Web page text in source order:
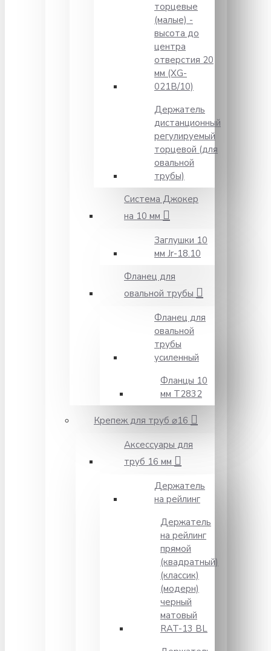
торцевые
(малые) -
высота до
центра
отверстия 20
мм (XG-
021B/10)
Держатель
дистанционный
регулируемый
торцевой (для
овальной
трубы)
Система Джокер
на 10 мм
Заглушки 10
мм Jr-18.10
Фланец для
овальной трубы
Фланец для
овальной
трубы
усиленный
Фланцы 10
мм Т2832
Крепеж для труб ⌀16
Аксессуары для
труб 16 мм
Держатель
на рейлинг
Держатель
на рейлинг
прямой
(квадратный)
(классик)
(модерн)
черный
матовый
RAT-13 BL